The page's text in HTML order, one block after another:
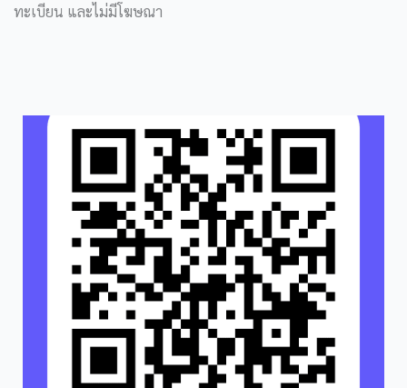
ทะเบียน และไม่มีโฆษณา